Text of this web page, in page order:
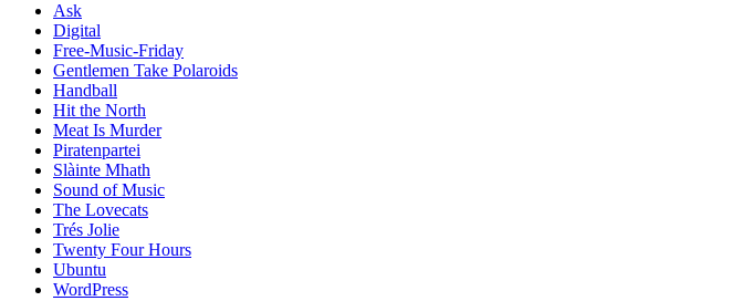
Ask
Digital
Free-Music-Friday
Gentlemen Take Polaroids
Handball
Hit the North
Meat Is Murder
Piratenpartei
Slàinte Mhath
Sound of Music
The Lovecats
Trés Jolie
Twenty Four Hours
Ubuntu
WordPress